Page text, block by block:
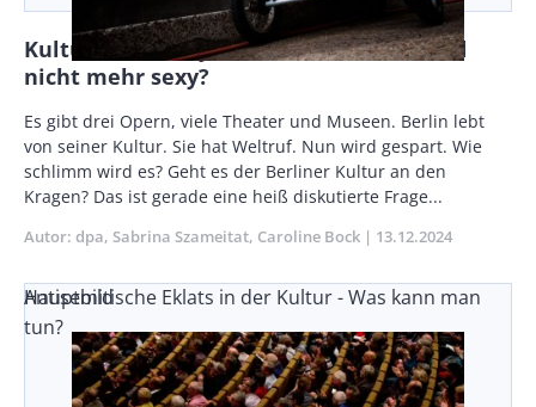
Kultur im «Rocky-Modus»: Ist Berlin bald
nicht mehr sexy?
Body
Es gibt drei Opern, viele Theater und Museen. Berlin lebt
von seiner Kultur. Sie hat Weltruf. Nun wird gespart. Wie
schlimm wird es? Geht es der Berliner Kultur an den
Kragen? Das ist gerade eine heiß diskutierte Frage...
Autor dpa Sabrina Szameitat Caroline Bock Publikationsdatum
13.12.2024
Antisemitische Eklats in der Kultur - Was kann man
tun?
Hauptbild